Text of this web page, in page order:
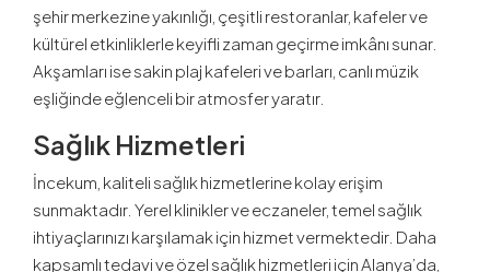
şehir merkezine yakınlığı, çeşitli restoranlar, kafeler ve
kültürel etkinliklerle keyifli zaman geçirme imkânı sunar.
Akşamları ise sakin plaj kafeleri ve barları, canlı müzik
eşliğinde eğlenceli bir atmosfer yaratır.
Sağlık Hizmetleri
İncekum, kaliteli sağlık hizmetlerine kolay erişim
sunmaktadır. Yerel klinikler ve eczaneler, temel sağlık
ihtiyaçlarınızı karşılamak için hizmet vermektedir. Daha
kapsamlı tedavi ve özel sağlık hizmetleri için Alanya’da,